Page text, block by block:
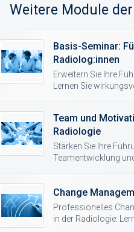
Weitere Module
Basis-Seminar:
Radiolog:innen
Erweitern Sie Ihre Führungskompetenzen als Radiolog:in.
Lernen Sie
Team und
Radiologie
Stärken Sie Ihre
Teamentwicklung
Change
Professionelles
in der Radiologie: